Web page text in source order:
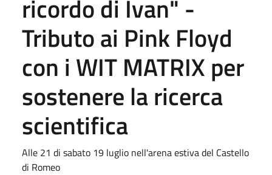
ricordo di Ivan" -
Tributo ai Pink Floyd
con i WIT MATRIX per
sostenere la ricerca
scientifica
Alle 21 di sabato 19 luglio nell'arena estiva del Castello
di Romeo